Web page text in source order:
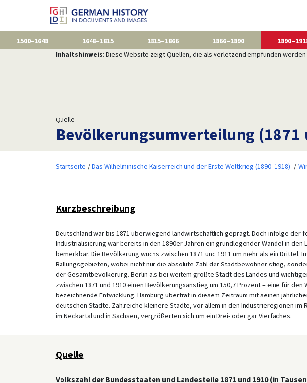
1500–1648 1648–1815 1815–1866 1866–1890
Inhaltshinweis: Diese Website zeigt Quellen, die als verletzend empfunden werden
Quelle
Bevölkerungsumverteilung (1871
Startseite Das Wilhelminische Kaiserreich und der Erste Weltkrieg (1890–1918)
Kurzbeschreibung
Deutschland war bis 1871 überwiegend landwirtschaftlich geprägt. Doch infolge der
Industrialisierung war bereits in den 1890er Jahren ein grundlegender Wandel in den
bemerkbar. Die Bevölkerung wuchs zwischen 1871 und 1911 um mehr als ein Drittel.
Ballungsgebieten, wobei nicht nur die absolute Zahl der Stadtbewohner stieg,
der Gesamtbevölkerung. Berlin als bei weitem größte Stadt des Landes und
zwischen 1871 und 1910 einen Bevölkerungsanstieg um 150,7 Prozent – eine für
bezeichnende Entwicklung. Hamburg übertraf in diesem Zeitraum mit seinen
deutschen Städte. Zahlreiche kleinere Städte, vor allem in den Industrieregionen im
im Neckartal und in Sachsen, vergrößerten sich um ein Drei- oder gar Vierfaches.
Quelle
Volkszahl der Bundesstaaten und Landesteile 1871 und 1910 (in